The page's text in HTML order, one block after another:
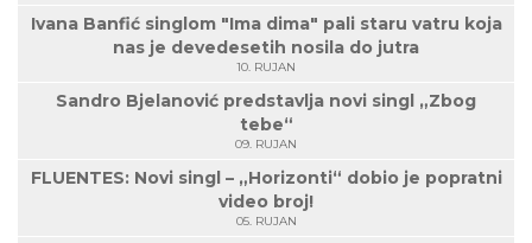
Ivana Banfić singlom "Ima dima" pali staru vatru koja
nas je devedesetih nosila do jutra
10. RUJAN
Sandro Bjelanović predstavlja novi singl „Zbog
tebe“
09. RUJAN
FLUENTES: Novi singl – „Horizonti“ dobio je popratni
video broj!
05. RUJAN